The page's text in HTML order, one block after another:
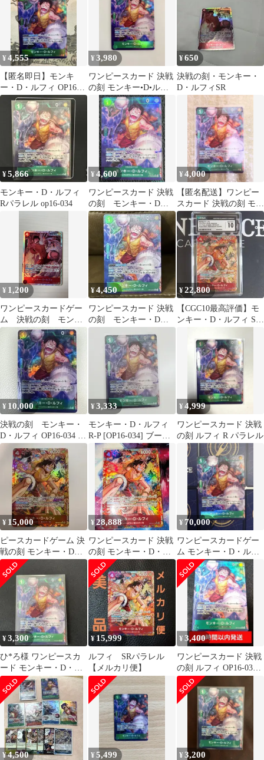
¥4,555
【匿名即日】モンキ
ー・D・ルフィ OP16-
034 R パラレル 決戦の
¥3,980
ワンピースカード 決戦
の刻 モンキー•D•ルフ
ィ レア R パラレル
¥650
決戦の刻・モンキー・
D・ルフィSR
¥5,866
モンキー・D・ルフィ
Rパラレル op16-034
¥4,600
ワンピースカード 決戦
の刻 モンキー・D・
ルフィ R パラレル １
¥4,000
【匿名配送】ワンピー
スカード 決戦の刻 モン
キー・D・ルフィ Rパ
ラレル
¥ 1,200
ワンピースカードゲー
ム 決戦の刻 モンキ
ー•D•ルフィ SR
¥4,450
ワンピースカード 決戦
の刻 モンキー・D・
ラレル
¥22,800
【CGC10最高評価】モ
ンキー・D・ルフィ SR
¥ 10,000
決戦の刻 モンキー・
D・ルフィ OP16-034 R
パラレル
¥3,333
モンキー・D・ルフィ
R-P [OP16-034] ブース
ターパック「決戦の
刻」
¥4,999
ワンピースカード 決戦
の刻 ルフィ R パラレル
¥ 15,000
ピースカードゲーム 決
戦の刻 モンキー・D・
ルフィ SR パラレルレ
ア ②
¥28,888
ワンピースカード 決戦
の刻 モンキー・D・ル
フィ SR★ パラレル
¥ 70,000
ワンピースカードゲー
ム モンキー・D・ルフ
ィ OP16-034 エラーカ
ード
¥3,300
ひ*ろ様 ワンピースカ
ード モンキー・D・ル
フィ OP16-034
¥15,999
ルフィ SRパラレル
【メルカリ便】
¥3,400
ワンピースカード 決戦
の刻 ルフィ OP16-034
R パラレルレア
¥4,500 ¥5,499 ¥3,200